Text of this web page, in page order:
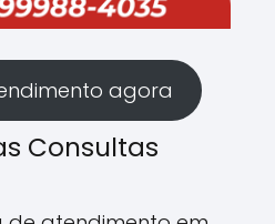
agora
Consultas